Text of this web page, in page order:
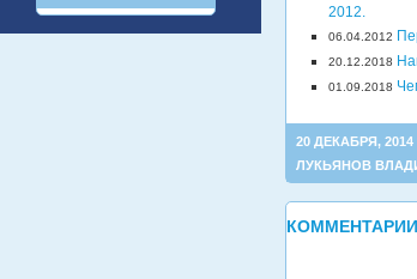
2012.
06.04.2012
20.12.2018
01.09.2018
20 ДЕКАБРЯ, 2014
ЛУКЬЯНОВ